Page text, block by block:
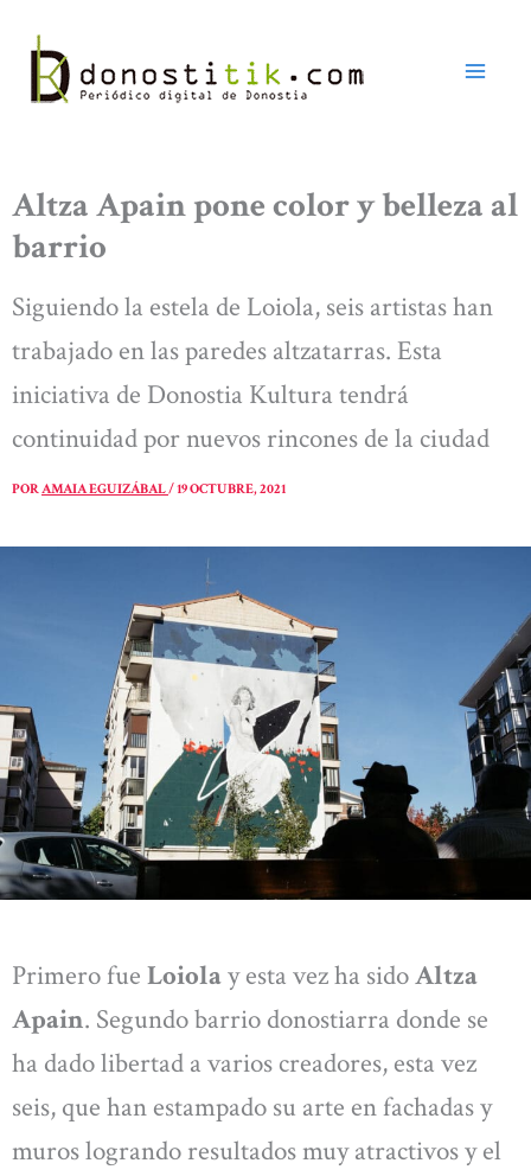
contenido
Altza Apain pone color y belleza al
barrio
Siguiendo la estela de Loiola, seis artistas han
trabajado en las paredes altzatarras. Esta
iniciativa de Donostia Kultura tendrá
continuidad por nuevos rincones de la ciudad
PORAMAIA EGUIZÁBAL/19 OCTUBRE, 2021
Primero fue Loiolay esta vez ha sidoAltza
Apain. Segundo barrio donostiarra donde se
ha dado libertad a varios creadores, esta vez
seis, que han estampado su arte en fachadas y
muros logrando resultados muy atractivos y el